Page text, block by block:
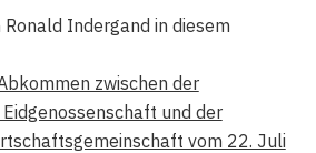
Ronald Indergand in diesem
zwischen der
und der
vom 22. Juli